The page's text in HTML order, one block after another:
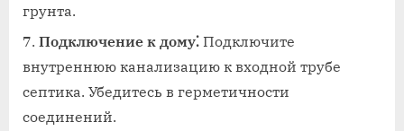
грунта.
Подключение к дому⁚ Подключите
внутреннюю канализацию к входной трубе
септика. Убедитесь в герметичности
соединений.